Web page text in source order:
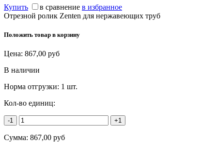
Купить в сравнение в избранное
Отрезной ролик Zenten для нержавеющих труб
Положить товар в корзину
Цена: 867,00 руб
В наличии
Норма отгрузки: 1 шт.
Кол-во единиц:
-1 +1
Сумма: 867,00 руб